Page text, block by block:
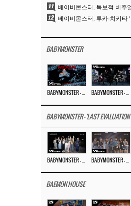
11
12
BABYMONSTER
BABYMONSTER - 'LAST EVALUATION'
BAEMON HOUSE